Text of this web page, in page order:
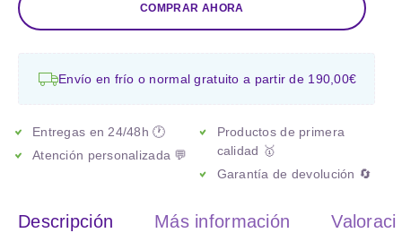
COMPRAR AHORA
Envío en frío o normal gratuito a partir de 190,00€
Entregas en 24/48h 🕐
Atención personalizada 💬
Productos de primera
calidad 🥇
Garantía de devolución 🔄
Descripción Más información